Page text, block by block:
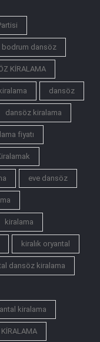
bodrum dansöz
KİRALAMA
dansöz
dansöz kiralama
fiyatı
eve dansöz
kiralama
kiralık oryantal
dansöz kiralama
kiralama